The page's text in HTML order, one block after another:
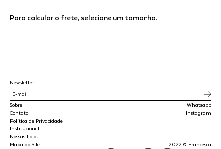
Para calcular o frete, selecione um tamanho.
Sobre
Contato
Política de Privacidade
Institucional
Nossas Lojas
Mapa do Site
Whatsapp
Instagram
2022 © Francesca
Newsletter